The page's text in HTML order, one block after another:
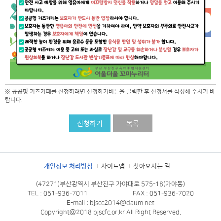
※ 공공형 키즈카페를 신청하려면 신청하기버튼을 클릭한 후 신청서를 작성해 주시기 바
랍니다.
신청하기 목록
개인정보 처리방침 사이트맵 찾아오시는 길
(47271)부산광역시 부산진구 가야대로 575-18(가야동)
TEL : 051-936-7011
FAX : 051-936-7020
E-mail : bjscc2014@daum.net
Copyright@2018 bjscfc.or.kr All Right Reserved.